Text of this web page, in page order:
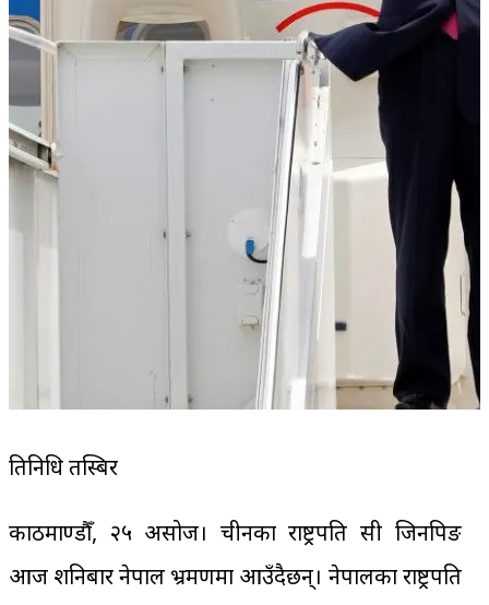
प्रतिनिधि तस्बिर
काठमाण्डौँ, २५ असोज। चीनका राष्ट्रपति सी जिनपिङ
आज शनिबार नेपाल भ्रमणमा आउँदैछन्। नेपालका राष्ट्रपति